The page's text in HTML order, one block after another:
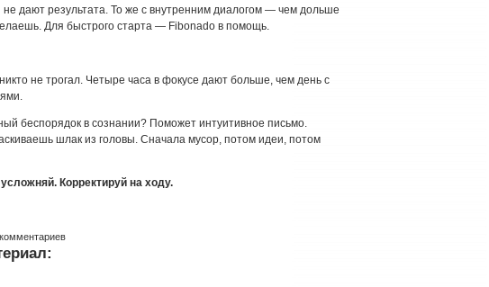
не дают результата. То же с внутренним диалогом — чем дольше
Для быстрого старта — Fibonado в помощь.
не трогал. Четыре часа в фокусе дают больше, чем день с
беспорядок в сознании? Поможет интуитивное письмо.
шлак из головы. Сначала мусор, потом идеи, потом
Корректируй на ходу.